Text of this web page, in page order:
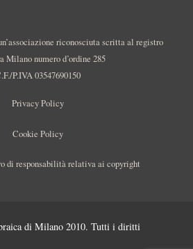
riconosciuta scritta al registro
Milano numero d’ordine 285
P.IVA 03547690150
Privacy Policy
Cookie Policy
di responsabilità relativa ai copyright
di Milano 2010. Tutti i diritti